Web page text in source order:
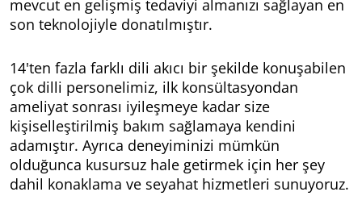
mevcut en gelişmiş tedaviyi almanızı sağlayan en
son teknolojiyle donatılmıştır.
14'ten fazla farklı dili akıcı bir şekilde konuşabilen
çok dilli personelimiz, ilk konsültasyondan
ameliyat sonrası iyileşmeye kadar size
kişiselleştirilmiş bakım sağlamaya kendini
adamıştır. Ayrıca deneyiminizi mümkün
olduğunca kusursuz hale getirmek için her şey
dahil konaklama ve seyahat hizmetleri sunuyoruz.